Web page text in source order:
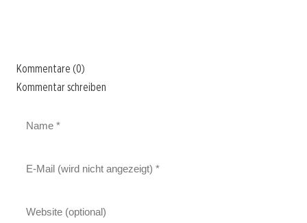
Kommentare (0)
Kommentar schreiben